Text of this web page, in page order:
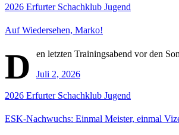
2026 Erfurter Schachklub Jugend
Auf Wiedersehen, Marko!
D
en letzten Trainingsabend vor den
Juli 2, 2026
2026 Erfurter Schachklub Jugend
ESK-Nachwuchs: Einmal Meister, einmal